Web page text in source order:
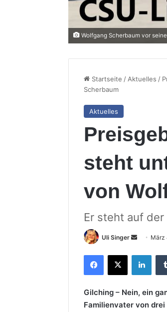
Wolfgang Scherbaum vor
Startseite / Aktuelles /
Scherbaum
Aktuelles
steht
von
Er steht auf
Uli Singer
Sende
eine
März
Facebook
X
Gilching – Nein, ein
Familienvater von drei